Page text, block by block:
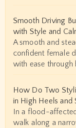
Smooth Driving
with Style and
A smooth and
confident female
with ease
How Do Two
in High Heels and
In a flood-
walk along a